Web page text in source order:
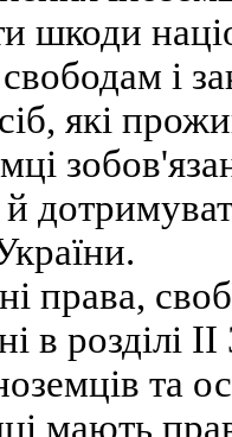
шкоди
і
які
права,
в розділі
та
мають